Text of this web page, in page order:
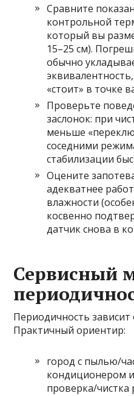
Сравните
контрольной
который вы
15–25 см).
обычно
«стоит» в точке
Проверьте
заслонок: при
меньше
соседними
стабилизации
Оцените
адекватнее
влажности
косвенно
датчик снова в
Сервисный
Периодичность зависит
Практичный ориентир:
город с пылью/
кондиционером
проверка/чистка